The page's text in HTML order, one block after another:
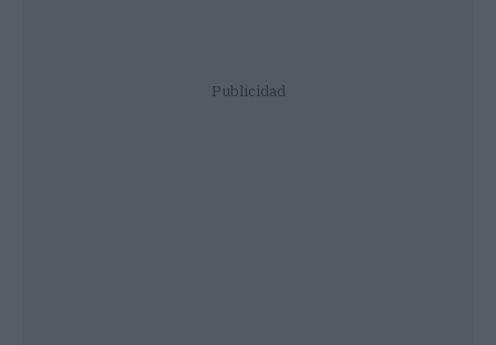
Publicidad